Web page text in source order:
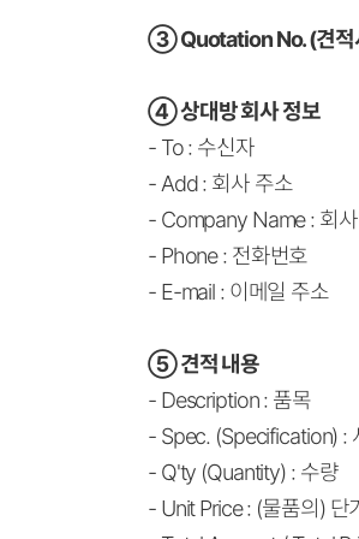
③Quotation No. (견적
④상대방 회사 정보
- To : 수신자
- Add : 회사 주소
- Company Name : 회
- Phone : 전화번호
- E-mail : 이메일 주소
⑤견적 내용
- Description : 품목
- Spec. (Specification) :
- Q'ty (Quantity) : 수량
- Unit Price : (물품의) 단